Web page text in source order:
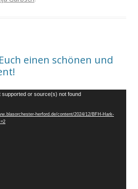
einen schönen und
supported or source(s) not found
herford.de/content/2024/12/BFH-Hark-